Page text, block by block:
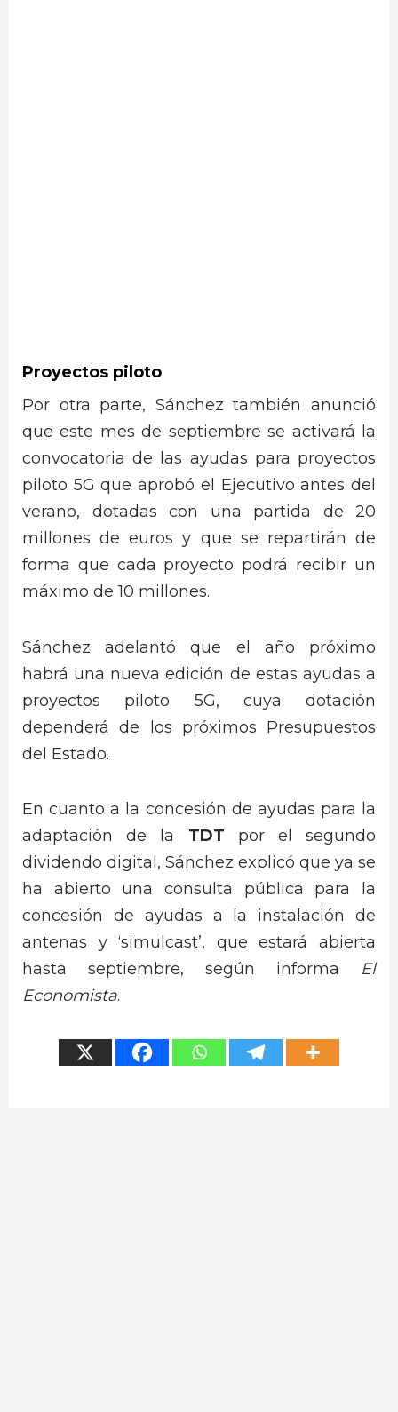
Proyectos piloto
Por otra parte, Sánchez también anunció
que este mes de septiembre se activará la
convocatoria de las ayudas para proyectos
piloto 5G que aprobó el Ejecutivo antes del
verano, dotadas con una partida de 20
millones de euros y que se repartirán de
forma que cada proyecto podrá recibir un
máximo de 10 millones.
Sánchez adelantó que el año próximo
habrá una nueva edición de estas ayudas a
proyectos piloto 5G, cuya dotación
dependerá de los próximos Presupuestos
del Estado.
En cuanto a la concesión de ayudas para la
adaptación de la TDT por el segundo
dividendo digital, Sánchez explicó que ya se
ha abierto una consulta pública para la
concesión de ayudas a la instalación de
antenas y ‘simulcast’, que estará abierta
hasta septiembre, según informa El
Economista.